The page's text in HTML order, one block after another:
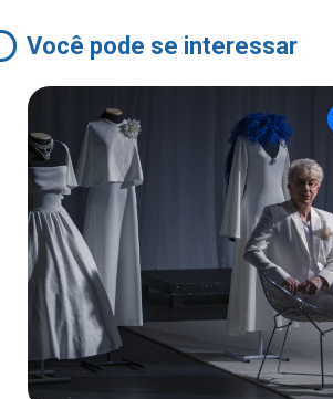
Você pode se interessar